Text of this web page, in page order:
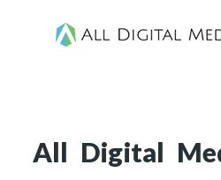
All Digital